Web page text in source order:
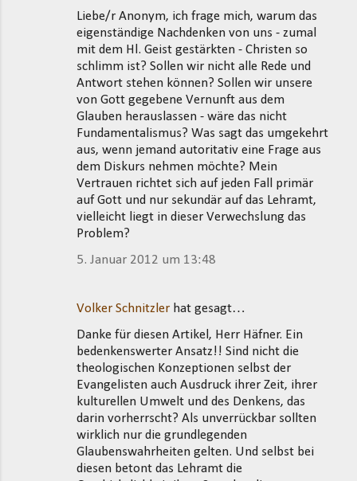
Liebe/r Anonym, ich frage mich, warum das
eigenständige Nachdenken von uns - zumal
mit dem Hl. Geist gestärkten - Christen so
schlimm ist? Sollen wir nicht alle Rede und
Antwort stehen können? Sollen wir unsere
von Gott gegebene Vernunft aus dem
Glauben herauslassen - wäre das nicht
Fundamentalismus? Was sagt das umgekehrt
aus, wenn jemand autoritativ eine Frage aus
dem Diskurs nehmen möchte? Mein
Vertrauen richtet sich auf jeden Fall primär
auf Gott und nur sekundär auf das Lehramt,
vielleicht liegt in dieser Verwechslung das
Problem?
5. Januar 2012 um 13:48
Volker Schnitzler hat gesagt…
Danke für diesen Artikel, Herr Häfner. Ein
bedenkenswerter Ansatz!! Sind nicht die
theologischen Konzeptionen selbst der
Evangelisten auch Ausdruck ihrer Zeit, ihrer
kulturellen Umwelt und des Denkens, das
darin vorherrscht? Als unverrückbar sollten
wirklich nur die grundlegenden
Glaubenswahrheiten gelten. Und selbst bei
diesen betont das Lehramt die